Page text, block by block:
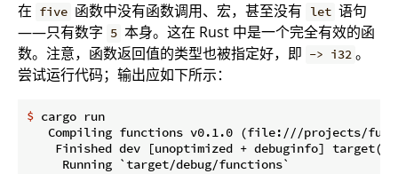
在 five 函数中没有函数调用、宏，甚至没有 let 语句
——只有数字 5 本身。这在 Rust 中是一个完全有效的函
数。注意，函数返回值的类型也被指定好，即 -> i32 。
尝试运行代码；输出应如下所示：
$ cargo run
Compiling functions v0.1.0 (file:///projects/
Finished dev [unoptimized + debuginfo]
     Running `target/debug/functions`